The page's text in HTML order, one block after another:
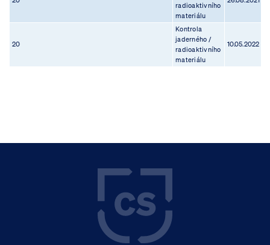
radioaktivního
materiálu
20
Kontrola
jaderného /
radioaktivního
materiálu
10.05.2022